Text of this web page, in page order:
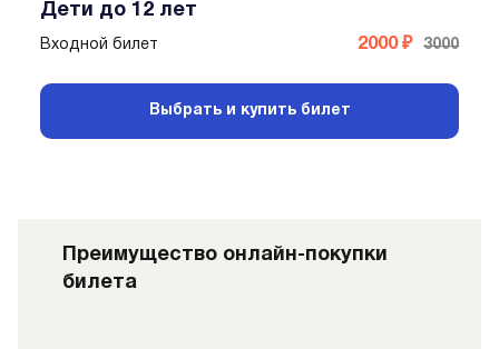
Дети до 12 лет
Входной билет 3000
2000 ₽
Выбрать и купить билет
Преимущество онлайн-покупки
билета